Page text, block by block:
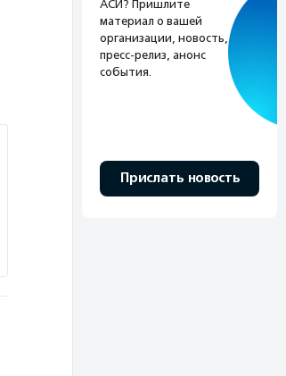
АСИ? Пришлите
материал о вашей
организации, новость,
пресс-релиз, анонс
события.
Прислать новость